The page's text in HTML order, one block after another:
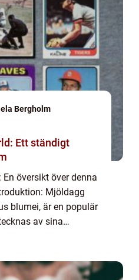
Bergholm
Ett ständigt
översikt över denna
Mjöldagg
blumei, är en populär
av sina